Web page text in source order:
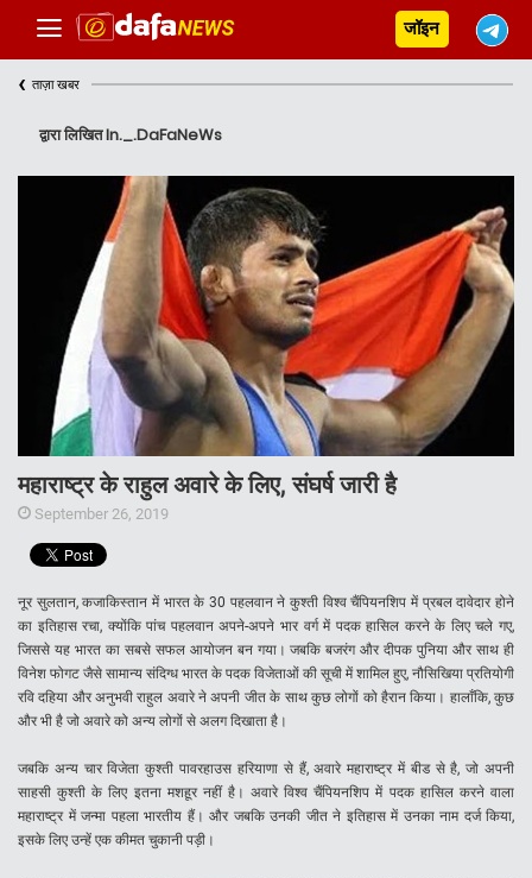
जॉइन
‹ ताज़ा खबर
द्वारा लिखित In._.DaFaNeWs
महाराष्ट्र के राहुल अवारे के लिए, संघर्ष जारी है
September 26, 2019
नूर सुलतान, कजाकिस्तान में भारत के 30 पहलवान ने कुश्ती विश्व चैंपियनशिप में प्रबल दावेदार होने
का इतिहास रचा, क्योंकि पांच पहलवान अपने-अपने भार वर्ग में पदक हासिल करने के लिए चले गए,
जिससे यह भारत का सबसे सफल आयोजन बन गया। जबकि बजरंग और दीपक पुनिया और साथ ही
विनेश फोगट जैसे सामान्य संदिग्ध भारत के पदक विजेताओं की सूची में शामिल हुए, नौसिखिया प्रतियोगी
रवि दहिया और अनुभवी राहुल अवारे ने अपनी जीत के साथ कुछ लोगों को हैरान किया। हालाँकि, कुछ
और भी है जो अवारे को अन्य लोगों से अलग दिखाता है।
जबकि अन्य चार विजेता कुश्ती पावरहाउस हरियाणा से हैं, अवारे महाराष्ट्र में बीड से है, जो अपनी
साहसी कुश्ती के लिए इतना मशहूर नहीं है। अवारे विश्व चैंपियनशिप में पदक हासिल करने वाला
महाराष्ट्र में जन्मा पहला भारतीय हैं। और जबकि उनकी जीत ने इतिहास में उनका नाम दर्ज किया,
इसके लिए उन्हें एक कीमत चुकानी पड़ी।